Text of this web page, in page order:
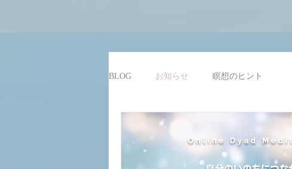
BLOG お知らせ 瞑想のヒント